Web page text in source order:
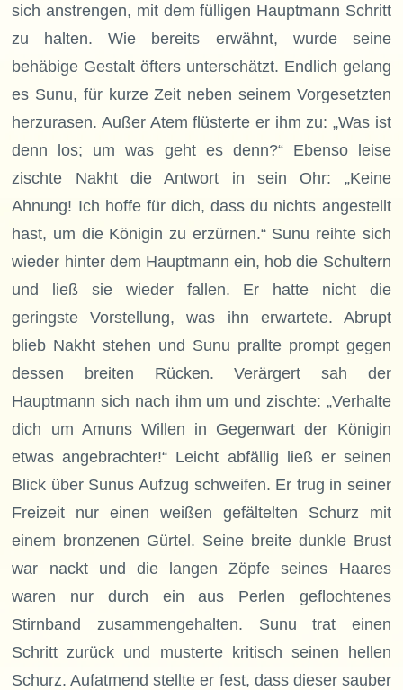
sich anstrengen, mit dem fülligen Hauptmann Schritt
zu halten. Wie bereits erwähnt, wurde seine
behäbige Gestalt öfters unterschätzt. Endlich gelang
es Sunu, für kurze Zeit neben seinem Vorgesetzten
herzurasen. Außer Atem flüsterte er ihm zu: „Was ist
denn los; um was geht es denn?“ Ebenso leise
zischte Nakht die Antwort in sein Ohr: „Keine
Ahnung! Ich hoffe für dich, dass du nichts angestellt
hast, um die Königin zu erzürnen.“ Sunu reihte sich
wieder hinter dem Hauptmann ein, hob die Schultern
und ließ sie wieder fallen. Er hatte nicht die
geringste Vorstellung, was ihn erwartete. Abrupt
blieb Nakht stehen und Sunu prallte prompt gegen
dessen breiten Rücken. Verärgert sah der
Hauptmann sich nach ihm um und zischte: „Verhalte
dich um Amuns Willen in Gegenwart der Königin
etwas angebrachter!“ Leicht abfällig ließ er seinen
Blick über Sunus Aufzug schweifen. Er trug in seiner
Freizeit nur einen weißen gefältelten Schurz mit
einem bronzenen Gürtel. Seine breite dunkle Brust
war nackt und die langen Zöpfe seines Haares
waren nur durch ein aus Perlen geflochtenes
Stirnband zusammengehalten. Sunu trat einen
Schritt zurück und musterte kritisch seinen hellen
Schurz. Aufatmend stellte er fest, dass dieser sauber